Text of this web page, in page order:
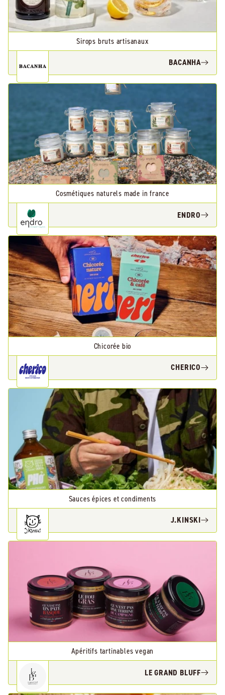
Sirops bruts artisanaux
BACANHA
Cosmétiques naturels made in france
ENDRO
Chicorée bio
CHERICO
Sauces épices et condiments
J.KINSKI
Apéritifs tartinables vegan
LE GRAND BLUFF